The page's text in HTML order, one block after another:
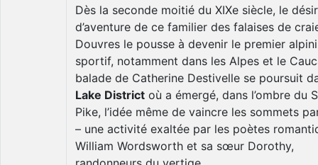
Dès la seconde moitié du XIXe siècle, le désir
d’aventure de ce familier des falaises de
Douvres le pousse à devenir le premier
sportif, notamment dans les Alpes et le
balade de Catherine Destivelle se poursuit
Lake District où a émergé, dans l’ombre du
Pike, l’idée même de vaincre les sommets
– une activité exaltée par les poètes
William Wordsworth et sa sœur Dorothy,